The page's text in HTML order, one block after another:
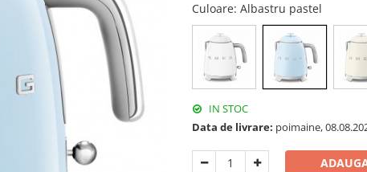
Culoare: Albastru pastel
IN STOC
Data de livrare: poimaine,